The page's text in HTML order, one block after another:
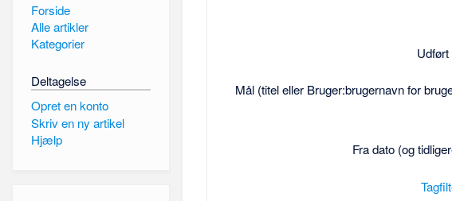
Udført
Mål (titel eller Bruger:brugernavn for
Fra dato (og
Forside
Alle artikler
Kategorier
Deltagelse
Opret en konto
Skriv en ny artikel
Hjælp